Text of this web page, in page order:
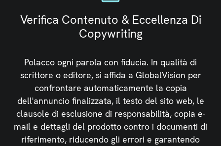
Verifica Contenuto & Eccellenza Di
Copywriting
Polacco ogni parola con fiducia. In qualità di
scrittore o editore, si affida a GlobalVision per
confrontare automaticamente la copia
dell'annuncio finalizzata, il testo del sito web, le
clausole di esclusione di responsabilità, copia e-
mail e dettagli del prodotto contro i documenti di
riferimento, riducendo gli errori e garantendo